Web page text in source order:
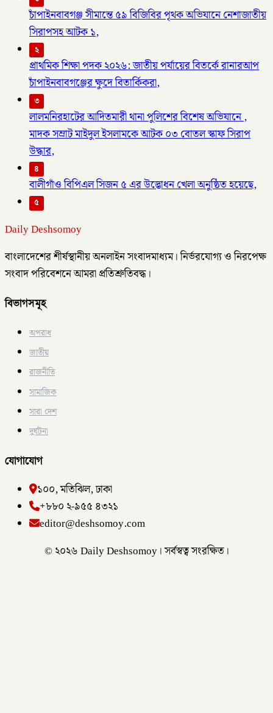
চাঁপাইনবাবগঞ্জ সীমান্তে ৫৯ বিজিবির পৃথক অভিযানে নেশাজাতীয়
সিরাপসহ আটক ১,
২
প্রাথমিক শিক্ষা পদক ২০২৬: জাতীয় পর্যায়ের বিতর্কে রানারআপ
চাঁপাইনবাবগঞ্জের ক্ষুদে বিতার্কিকরা,
৩
লালমনিরহাটের আদিতমারী থানা পুলিশের বিশেষ অভিযানে ,
মাদক সম্রাট মাইদুল ইসলামকে আটক ০৩ বোতল স্কাফ সিরাপ
উদ্ধার,
৪
বালীগাঁও বিপিএল সিজন ৫ এর উদ্ভোধন খেলা অনুষ্ঠিত হয়েছে,
৫
Daily Deshsomoy
বাংলাদেশের শীর্ষস্থানীয় অনলাইন সংবাদমাধ্যম। নির্ভরযোগ্য ও নিরপেক্ষ
সংবাদ পরিবেশনে আমরা প্রতিশ্রুতিবদ্ধ।
বিভাগসমূহ
অপরাধ
জাতীয়
রাজনীতি
সামাজিক
সারা দেশ
দুর্ঘটনা
যোগাযোগ
১০০, মতিঝিল, ঢাকা
+৮৮০ ২-৯৫৫ ৪৩২১
editor@deshsomoy.com
© ২০২৬ Daily Deshsomoy। সর্বস্বত্ব সংরক্ষিত।